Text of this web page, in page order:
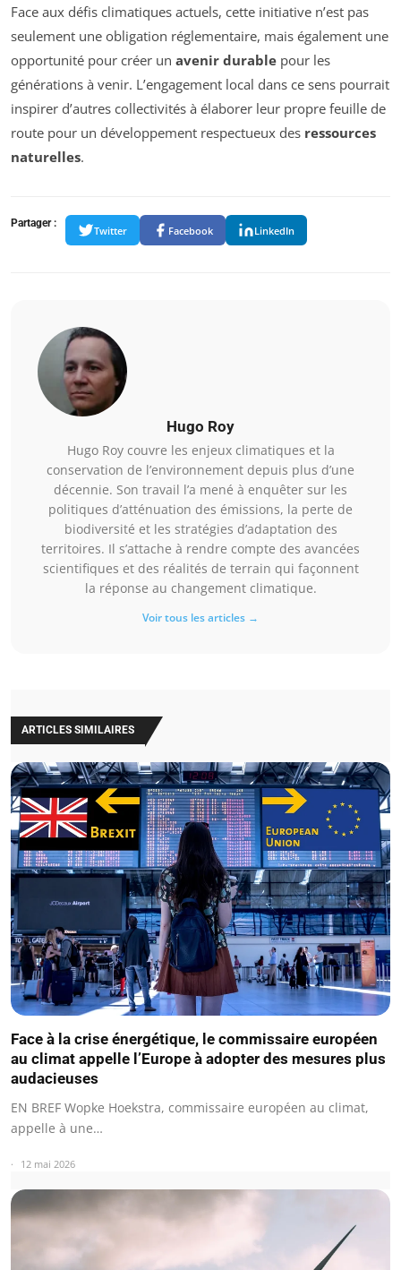
Face aux défis climatiques actuels, cette initiative n’est pas
seulement une obligation réglementaire, mais également une
opportunité pour créer un avenir durable pour les
générations à venir. L’engagement local dans ce sens pourrait
inspirer d’autres collectivités à élaborer leur propre feuille de
route pour un développement respectueux des ressources
naturelles.
Partager :
Twitter Facebook LinkedIn
Hugo Roy
Hugo Roy couvre les enjeux climatiques et la
conservation de l’environnement depuis plus d’une
décennie. Son travail l’a mené à enquêter sur les
politiques d’atténuation des émissions, la perte de
biodiversité et les stratégies d’adaptation des
territoires. Il s’attache à rendre compte des avancées
scientifiques et des réalités de terrain qui façonnent
la réponse au changement climatique.
Voir tous les articles →
ARTICLES SIMILAIRES
Face à la crise énergétique, le commissaire européen
au climat appelle l’Europe à adopter des mesures plus
audacieuses
EN BREF Wopke Hoekstra, commissaire européen au climat,
appelle à une…
12 mai 2026